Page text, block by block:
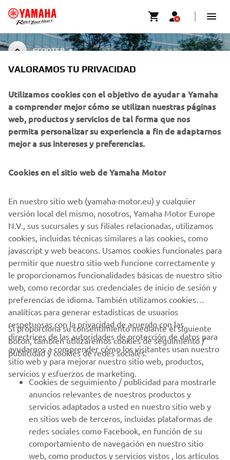
SCOOTER
GEAR COLLECTION
CORPORATIVO
PROFESIONALES
MÁS YAMAHA
AYUDA
BOLETÍN DE NOTICIAS
Sé el primero en enterarte de las últimas ofertas, eventos
especiales, novedades
SUSCRÍBETE
Lea nuestra Política de Privacidad para saber cómo procesamos
sus datos personales:
Política de Privacidad
Spain (Spanish)
VALORAMOS TU PRIVACIDAD
Utilizamos cookies con el objetivo de ayudar a Yamaha
a comprender mejor cómo se utilizan nuestras páginas
web, productos y servicios de tal forma que nos
permita personalizar su experiencia a fin de adaptarnos
mejor a sus intereses y preferencias.
Cookies en el sitio web de Yamaha Motor
En nuestro sitio web (yamaha-motor.eu) y cualquier
versión local del mismo, nosotros, Yamaha Motor Europe
N.V., sus sucursales y sus filiales relacionadas, utilizamos
cookies, incluidas técnicas similares a las cookies, como
javascript y web beacons. Usamos cookies funcionales para
permitir que nuestro sitio web funcione correctamente y
le proporcionamos funcionalidades básicas de nuestro sitio
web, como recordar sus credenciales de inicio de sesión y
preferencias de idioma. También utilizamos cookies
analíticas para generar estadísticas de usuarios
respetuosas con la privacidad de acuerdo con las
directrices de las autoridades de protección de datos para
ayudarnos a comprender cómo los visitantes usan nuestro
sitio web y para mejorar nuestro sitio web, productos,
servicios y esfuerzos de marketing.
Si proporciona su consentimiento mediante el siguiente
botón, también utilizaremos cookies de seguimiento /
publicidad y cookies de redes sociales:
Cookies de seguimiento / publicidad para mostrarle
anuncios relevantes de nuestros productos y
servicios adaptados a usted en nuestro sitio web y
en sitios web de terceros, incluidas plataformas de
redes sociales como Facebook, en función de su
comportamiento de navegación en nuestro sitio
web, como productos y servicios vistos , los artículos